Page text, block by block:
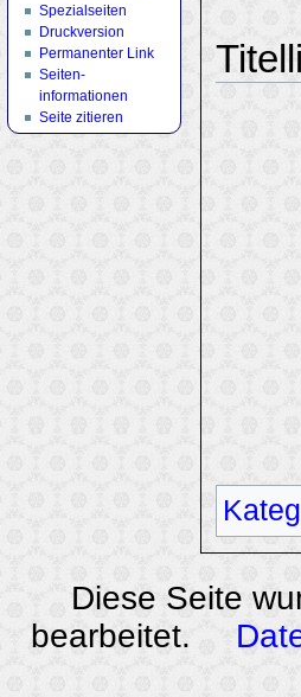
Spezialseiten
Druckversion
Permanenter Link
Seiten­
informationen
Seite zitieren
Diese Seite
bearbeitet.